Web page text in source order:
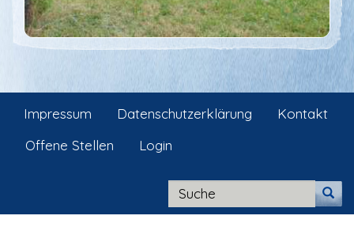
Impressum Datenschutzerklärung
Kontakt
Offene Stellen
Login